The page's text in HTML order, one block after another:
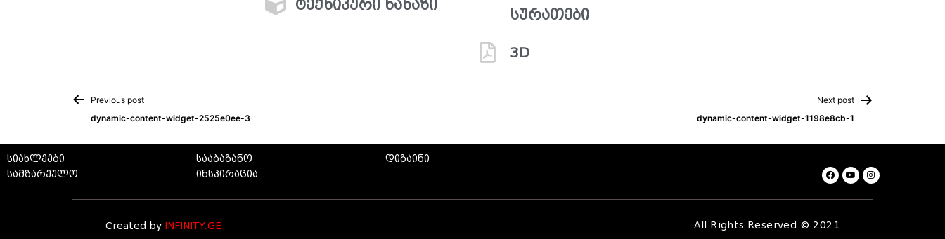
ტექნიკური ნახაზი
სურათები
3D
Previous post
dynamic-content-widget-2525e0ee-3
Next post
dynamic-content-widget-1198e8cb-1
სიახლეები
სამზარეულო
სააბაზანო
ინსპირაცია
დიზაინი
Created by INFINITY.GE All Rights Reserved © 2021